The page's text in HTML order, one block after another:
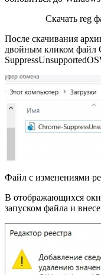
Скачать reg
После скачивания
двойным кликом файл
Файл с изменениями
В отображающихся
запуском файла и